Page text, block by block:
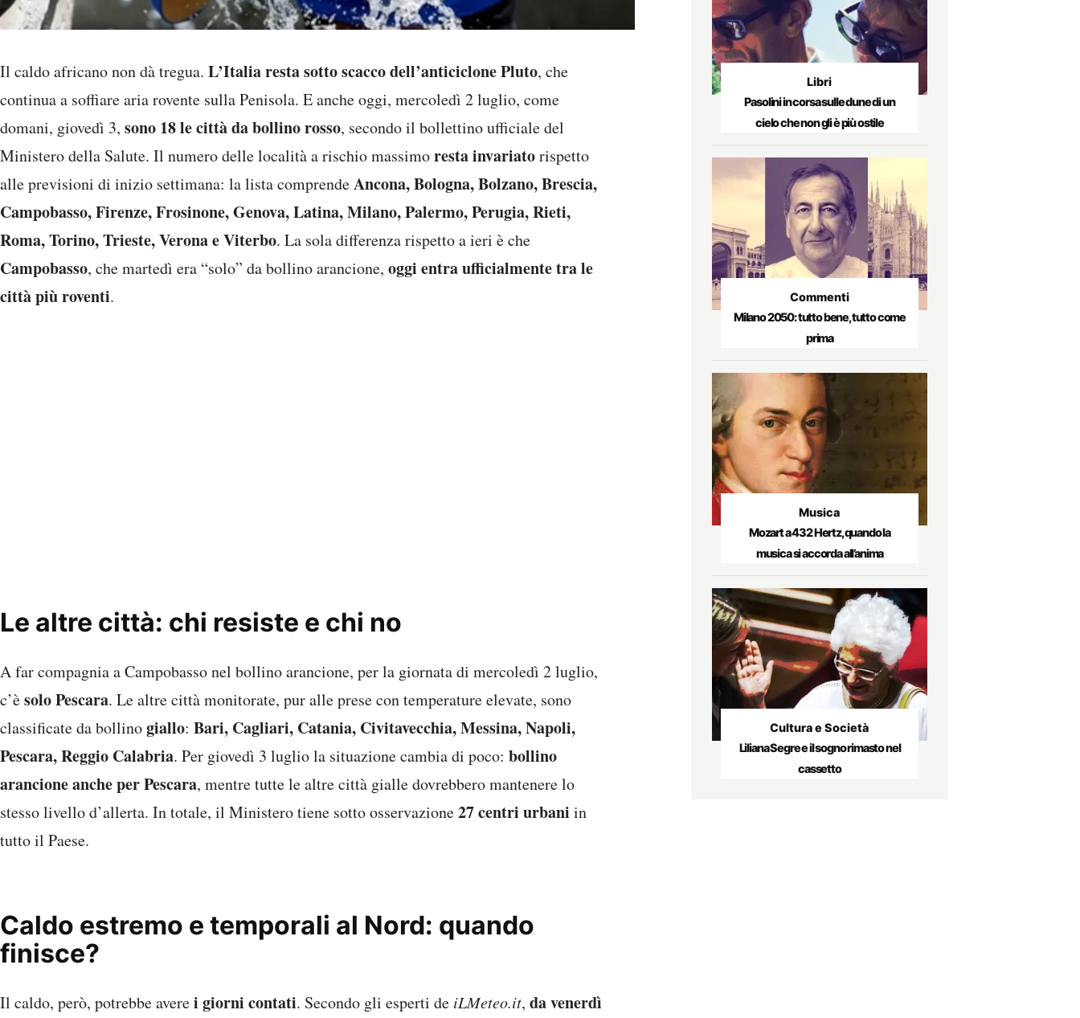
Il caldo africano non dà tregua. L’Italia resta sotto scacco dell’anticiclone Pluto, che
continua a soffiare aria rovente sulla Penisola. E anche oggi, mercoledì 2 luglio, come
domani, giovedì 3, sono 18 le città da bollino rosso, secondo il bollettino ufficiale del
Ministero della Salute. Il numero delle località a rischio massimoresta invariatorispetto
alle previsioni di inizio settimana: la lista comprendeAncona, Bologna, Bolzano, Brescia,
Campobasso, Firenze, Frosinone, Genova, Latina, Milano, Palermo, Perugia, Rieti,
Roma, Torino, Trieste, Verona e Viterbo. La sola differenza rispetto a ieri è che
Campobasso, che martedì era “solo” da bollino arancione, oggi entra ufficialmente tra le
città più roventi.
Le altre città: chi resiste e chi no
A far compagnia a Campobasso nel bollino arancione, per la giornata di mercoledì 2 luglio,
c’èsolo Pescara. Le altre città monitorate, pur alle prese con temperature elevate, sono
classificate da bollinogiallo: Bari, Cagliari, Catania, Civitavecchia, Messina, Napoli,
Pescara, Reggio Calabria. Per giovedì 3 luglio la situazione cambia di poco: bollino
arancione anche per Pescara, mentre tutte le altre città gialle dovrebbero mantenere lo
stesso livello d’allerta. In totale, il Ministero tiene sotto osservazione27 centri urbani in
tutto il Paese.
Caldo estremo e temporali al Nord: quando
finisce?
Il caldo, però, potrebbe averei giorni contati. Secondo gli esperti de iLMeteo.it, da venerdì
Libri
Pasolini in corsa sulle dune di un
cielo che non gli è più ostile
Commenti
Milano 2050: tutto bene, tutto come
prima
Musica
Mozart a 432 Hertz, quando la
musica si accorda all’anima
Cultura e Società
Liliana Segre e il sogno rimasto nel
cassetto